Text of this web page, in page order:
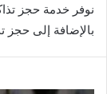
نوفر خدمة حجز
بالإضافة إلى حجز